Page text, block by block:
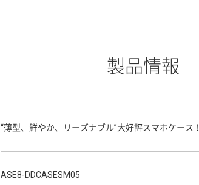
製品情報
“薄型、鮮やか、リーズナブル”大好評スマホケース！
ASE8-DDCASESM05